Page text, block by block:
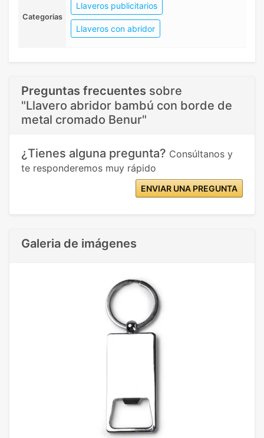
Categorias
Llaveros publicitarios
Llaveros con abridor
Preguntas frecuentes sobre
"Llavero abridor bambú con borde de
metal cromado Benur"
¿Tienes alguna pregunta? Consúltanos y
te responderemos muy rápido
ENVIAR UNA PREGUNTA
Galeria de imágenes